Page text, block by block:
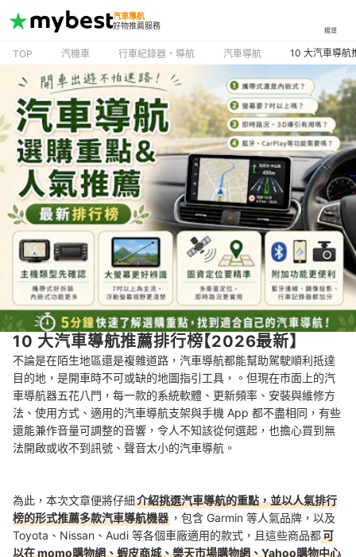
汽車導航
好物推薦服務
搜尋
TOP 汽機車 行車紀錄器・導航 汽車導航 10 大汽車導航
10 大汽車導航推薦排行榜【2026最新】
不論是在陌生地區還是複雜道路，汽車導航都能幫助駕駛順利抵達
目的地，是開車時不可或缺的地圖指引工具，。但現在市面上的汽
車導航器五花八門，每一款的系統軟體、更新頻率、安裝與維修方
法、使用方式、適用的汽車導航支架與手機 App 都不盡相同，有些
還能兼作音量可調整的音響，令人不知該從何選起，也擔心買到無
法開啟或收不到訊號、聲音太小的汽車導航。
為此，本次文章便將仔細介紹挑選汽車導航的重點，並以人氣排行
榜的形式推薦多款汽車導航機器 ，包含 Garmin 等人氣品牌，以及
Toyota、Nissan、Audi 等各個車廠適用的款式，且這些商品都可
以在 momo購物網、蝦皮商城、樂天市場購物網、Yahoo購物中心